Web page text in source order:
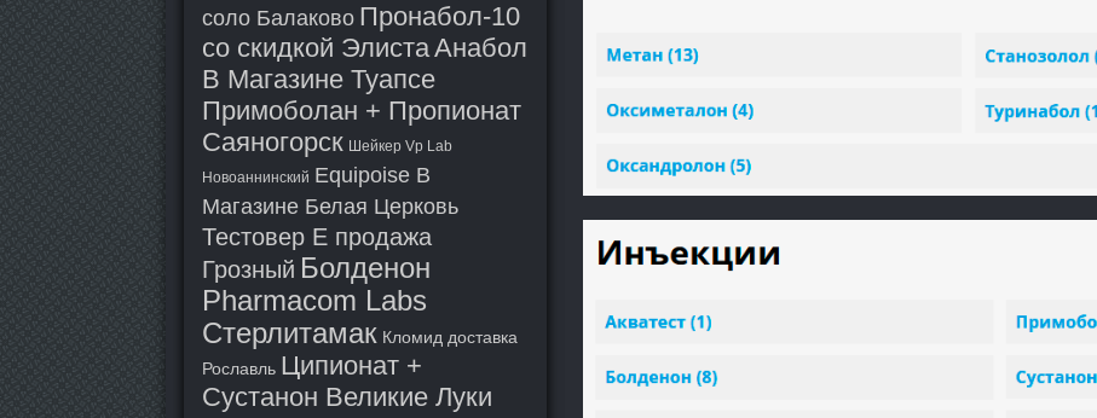
соло Балаково Пронабол-10
со скидкой ЭлистаАнабол
В Магазине Туапсе
Примоболан + Пропионат
Саяногорск Шейкер Vp Lab
Новоаннинский Equipoise В
Магазине Белая Церковь
Тестовер Е продажа
Грозный Болденон
Pharmacom Labs
Стерлитамак Кломид доставка
Рославль Ципионат +
Сустанон Великие Луки